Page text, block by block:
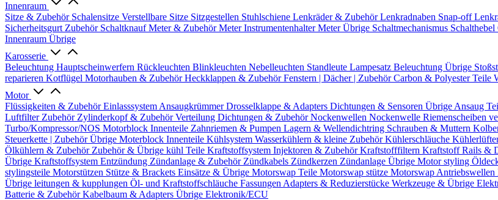
Innenraum
Sitze & Zubehör Schalensitze Verstellbare Sitze Sitzgestellen Stuhlschiene Lenkräder & ZubehörLenkradnaben Snap-off
Sicherheitsgurt Zubehör SchaltknaufMeter & ZubehörMeterInstrumentenhalterMeter Übrige Schaltmechanismus Schalthebel
Innenraum Übrige
Karosserie
Beleuchtung Hauptscheinwerfern Rückleuchten Blinkleuchten Nebelleuchten Standleute Lampesatz Beleuchtung Übrige
reparieren Kotflügel Motorhauben & ZubehörHeckklappen & ZubehörFenstern | Dächer | ZubehörCarbon & Polyester Teile
Motor
Flüssigkeiten & ZubehörEinlasssystem AnsaugkrümmerDrosselklappe & Adapters Dichtungen & Sensoren Übrige Ansaug
Luftfilter Zubehör Zylinderkopf & ZubehörVerteilung Dichtungen & ZubehörNockenwellen Nockenwelle Riemenscheiben
Turbo/Kompressor/NOS Motorblock Innenteile Zahnriemen & Pumpen Lagern & Wellendichtring Schrauben & Muttern
Steuerkette | ZubehörÜbrige Moterblock Innenteile Kühlsystem Wasserkühlern & kleine ZubehörKühlerschläuche
Ölkühlern & Zubehör Zubehör & Übrige kühl Teile Kraftstoffsystem Injektoren & ZubehörKraftstofffiltern Kraftstoff Rails &
Übrige Kraftstoffsystem Entzündung Zündanlage & Zubehör Zündkabels Zündkerzen Zündanlage Übrige Motor styling
stylingsteile Motorstützen Stütze & Brackets Einsätze & Übrige Motorswap Teile Motorswap stütze Motorswap Antriebswellen
Übrige leitungen & kupplungen Öl- und Kraftstoffschläuche Fassungen Adapters & Reduzierstücke Werkzeuge & Übrige
Batterie & ZubehörKabelbaum & Adapters Übrige Elektronik/ECU